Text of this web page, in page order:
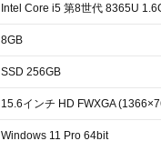
Intel Core i5 第8世代 8365U
8GB
SSD 256GB
15.6インチ HD FWXGA
Windows 11 Pro 64bit